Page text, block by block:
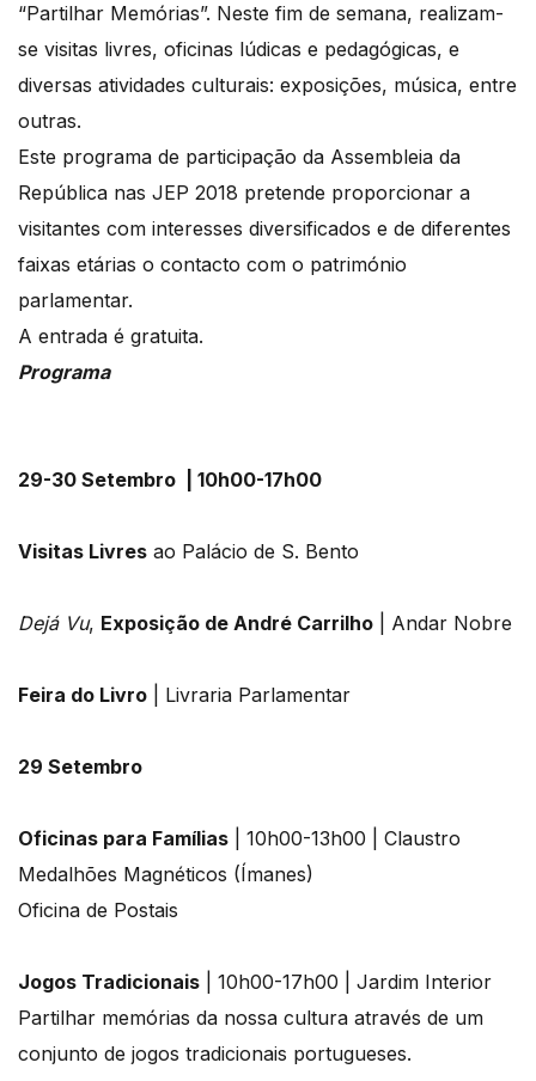
“Partilhar Memórias”. Neste fim de semana, realizam-
se visitas livres, oficinas lúdicas e pedagógicas, e
diversas atividades culturais: exposições, música, entre
outras.
Este programa de participação da Assembleia da
República nas JEP 2018 pretende proporcionar a
visitantes com interesses diversificados e de diferentes
faixas etárias o contacto com o património
parlamentar.
A entrada é gratuita.
Programa
29-30 Setembro | 10h00-17h00
Visitas Livres ao Palácio de S. Bento
Dejá Vu, Exposição de André Carrilho | Andar Nobre
Feira do Livro | Livraria Parlamentar
29 Setembro
Oficinas para Famílias | 10h00-13h00 | Claustro
Medalhões Magnéticos (Ímanes)
Oficina de Postais
Jogos Tradicionais | 10h00-17h00 | Jardim Interior
Partilhar memórias da nossa cultura através de um
conjunto de jogos tradicionais portugueses.